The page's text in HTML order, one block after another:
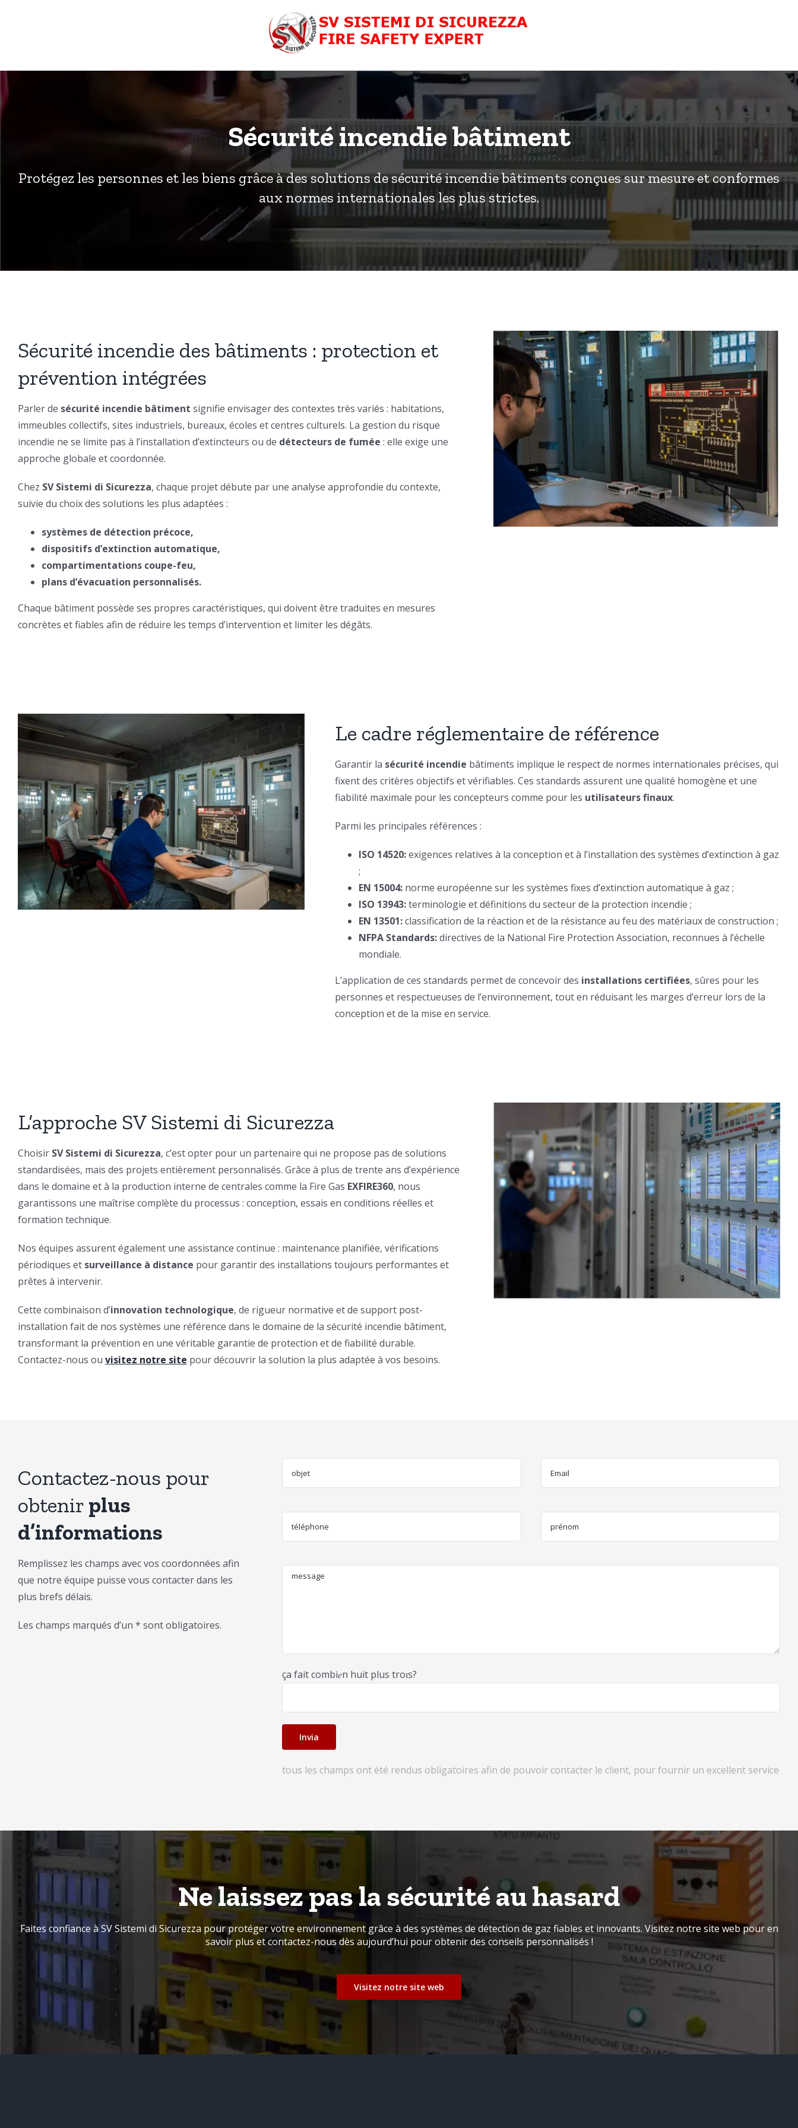
Sécurité incendie bâtiment
Protégez les personnes et les biens grâce à des solutions de sécurité incendie bâtiments conçues sur mesure et conformes
aux normes internationales les plus strictes.
Sécurité incendie des bâtiments : protection et
prévention intégrées
Parler de sécurité incendie bâtiment signifie envisager des contextes très variés : habitations,
immeubles collectifs, sites industriels, bureaux, écoles et centres culturels. La gestion du risque
incendie ne se limite pas à l’installation d’extincteurs ou de détecteurs de fumée : elle exige une
approche globale et coordonnée.
Chez SV Sistemi di Sicurezza, chaque projet débute par une analyse approfondie du contexte,
suivie du choix des solutions les plus adaptées :
systèmes de détection précoce,
dispositifs d’extinction automatique,
compartimentations coupe-feu,
plans d’évacuation personnalisés.
Chaque bâtiment possède ses propres caractéristiques, qui doivent être traduites en mesures
concrètes et fiables afin de réduire les temps d’intervention et limiter les dégâts.
Le cadre réglementaire de référence
Garantir la sécurité incendie bâtiments implique le respect de normes internationales précises, qui
fixent des critères objectifs et vérifiables. Ces standards assurent une qualité homogène et une
fiabilité maximale pour les concepteurs comme pour les utilisateurs finaux.
Parmi les principales références :
ISO 14520:exigences relatives à la conception et à l’installation des systèmes d’extinction à gaz
;
EN 15004: norme européenne sur les systèmes fixes d’extinction automatique à gaz ;
ISO 13943:terminologie et définitions du secteur de la protection incendie ;
EN 13501:classification de la réaction et de la résistance au feu des matériaux de construction ;
NFPA Standards:directives de la National Fire Protection Association, reconnues à l’échelle
mondiale.
L’application de ces standards permet de concevoir des installations certifiées, sûres pour les
personnes et respectueuses de l’environnement, tout en réduisant les marges d’erreur lors de la
conception et de la mise en service.
L’approche SV Sistemi di Sicurezza
Choisir SV Sistemi di Sicurezza, c’est opter pour un partenaire qui ne propose pas de solutions
standardisées, mais des projets entièrement personnalisés. Grâce à plus de trente ans d’expérience
dans le domaine et à la production interne de centrales comme la Fire Gas EXFIRE360, nous
garantissons une maîtrise complète du processus : conception, essais en conditions réelles et
formation technique.
Nos équipes assurent également une assistance continue : maintenance planifiée, vérifications
périodiques et surveillance à distance pour garantir des installations toujours performantes et
prêtes à intervenir.
Cette combinaison d’innovation technologique, de rigueur normative et de support post-
installation fait de nos systèmes une référence dans le domaine de la sécurité incendie bâtiment,
transformant la prévention en une véritable garantie de protection et de fiabilité durable.
Contactez-nous ou visitez notre site pour découvrir la solution la plus adaptée à vos besoins.
Contactez-nous pour
obtenir plus
d’informations
Remplissez les champs avec vos coordonnées afin
que notre équipe puisse vous contacter dans les
plus brefs délais.
Les champs marqués d’un * sont obligatoires.
ça fait combi𝑒n huit plus troɪs?
tous les champs ont été rendus obligatoires afin de pouvoir contacter le client, pour fournir un excellent service
Ne laissez pas la sécurité au hasard
Faites confiance à SV Sistemi di Sicurezza pour protéger votre environnement grâce à des systèmes de détection de gaz fiables et innovants. Visitez notre site web pour en
savoir plus et contactez-nous dès aujourd’hui pour obtenir des conseils personnalisés !
Visitez notre site web